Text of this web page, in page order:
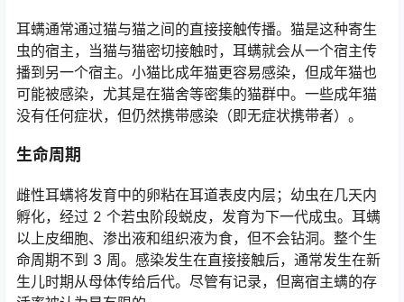
耳螨通常通过猫与猫之间的直接接触传播。猫是这种寄生
虫的宿主，当猫与猫密切接触时，耳螨就会从一个宿主传
播到另一个宿主。小猫比成年猫更容易感染，但成年猫也
可能被感染，尤其是在猫舍等密集的猫群中。一些成年猫
没有任何症状，但仍然携带感染（即无症状携带者）。
生命周期
雌性耳螨将发育中的卵粘在耳道表皮内层；幼虫在几天内
孵化，经过 2 个若虫阶段蜕皮，发育为下一代成虫。耳螨
以上皮细胞、渗出液和组织液为食，但不会钻洞。整个生
命周期不到 3 周。感染发生在直接接触后，通常发生在新
生儿时期从母体传给后代。尽管有记录，但离宿主螨的存